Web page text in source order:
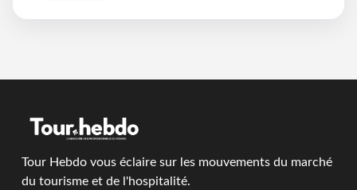
Tour Hebdo vous éclaire sur les mouvements du marché
du tourisme et de l'hospitalité.